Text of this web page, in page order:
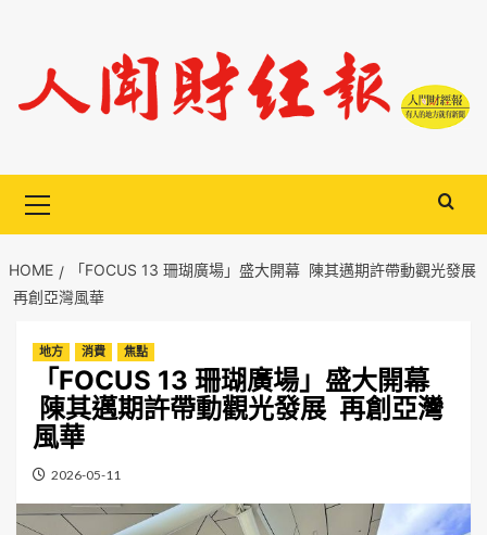
content
Menu
HOME
「FOCUS 13 珊瑚廣場」盛大開幕 陳其邁期許帶動觀光發展
再創亞灣風華
地方 消費 焦點
「FOCUS 13 珊瑚廣場」盛大開幕
陳其邁期許帶動觀光發展 再創亞灣
風華
2026-05-11